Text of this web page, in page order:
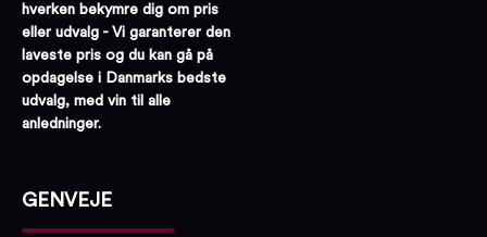
hverken bekymre dig om pris
eller udvalg - Vi garanterer den
laveste pris og du kan gå på
opdagelse i Danmarks bedste
udvalg, med vin til alle
anledninger.
GENVEJE